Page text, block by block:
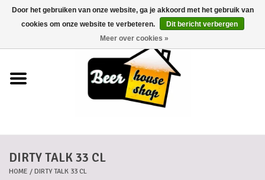
0 Artikelen - €0,00
Biermanden
DIRTY TALK 33 CL
HOME / DIRTY TALK 33 CL
Door het gebruiken van onze website, ga je akkoord met het gebruik van
cookies om onze website te verbeteren.
Dit bericht verbergen
Meer over cookies »